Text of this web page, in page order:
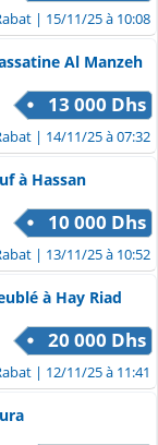
| 15/11/25 à 10:08
Al Manzeh
13 000 Dhs
| 14/11/25 à 07:32
à Hassan
10 000 Dhs
| 13/11/25 à 10:52
à Hay Riad
20 000 Dhs
| 12/11/25 à 11:41